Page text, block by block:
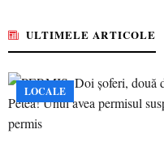
ULTIMELE ARTICOLE
LOCALE